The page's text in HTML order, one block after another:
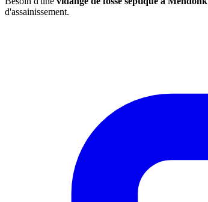
d'assainissement.